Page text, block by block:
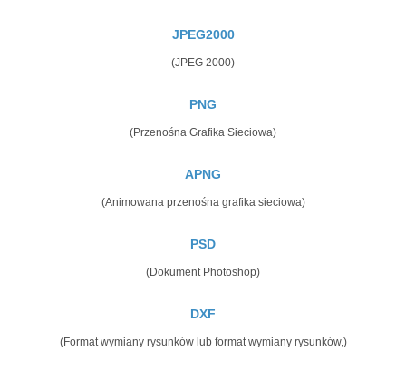
JPEG2000
(JPEG 2000)
PNG
(Przenośna Grafika Sieciowa)
APNG
(Animowana przenośna grafika sieciowa)
PSD
(Dokument Photoshop)
DXF
(Format wymiany rysunków lub format wymiany rysunków,)